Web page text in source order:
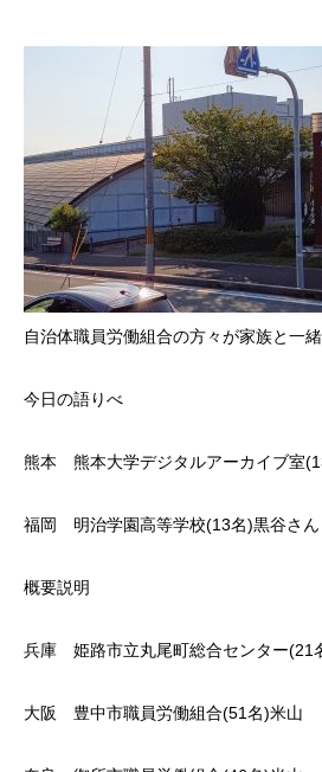
自治体職員労働組合の方々が家族と一
今日の語りべ
熊本 熊本大学デジタルアーカイブ室
福岡 明治学園高等学校(13名)黒谷さん
概要説明
兵庫 姫路市立丸尾町総合センター(21
大阪 豊中市職員労働組合(51名)米山